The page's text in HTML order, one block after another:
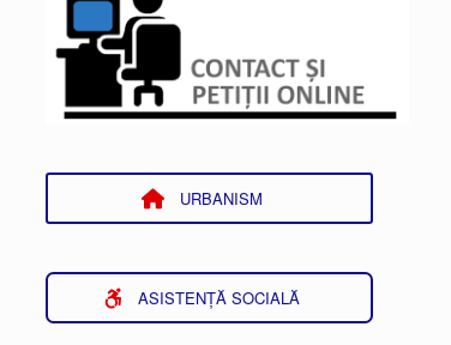
URBANISM
ASISTENȚĂ SOCIALĂ